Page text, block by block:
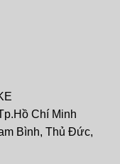
Chí Minh
Bình, Thủ Đức,